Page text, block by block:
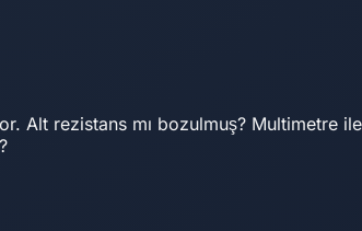
Alt rezistans mı bozulmuş? Multimetre ile